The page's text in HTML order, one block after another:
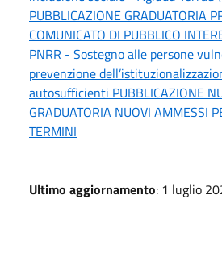
PUBBLICAZIONE GRADUATORIA
COMUNICATO DI PUBBLICO
PNRR - Sostegno alle persone
prevenzione
autosufficienti PUBBLICAZIONE
GRADUATORIA NUOVI AMMESSI
TERMINI
Ultimo aggiornamento: 1 luglio